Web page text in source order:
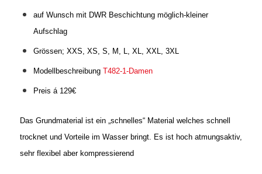
auf Wunsch mit DWR Beschichtung möglich-kleiner
Aufschlag
Grössen; XXS, XS, S, M, L, XL, XXL, 3XL
Modellbeschreibung T482-1-Damen
Preis á 129€
Das Grundmaterial ist ein „schnelles“ Material welches schnell
trocknet und Vorteile im Wasser bringt. Es ist hoch atmungsaktiv,
sehr flexibel aber kompressierend